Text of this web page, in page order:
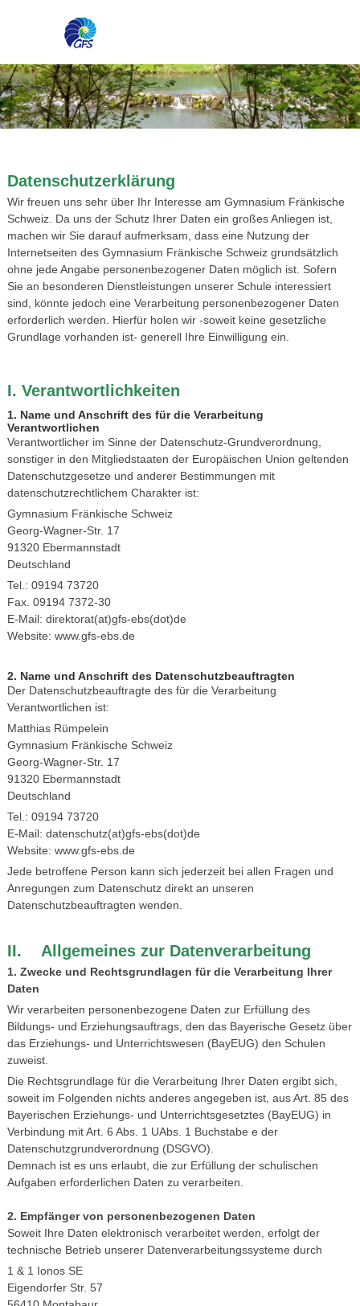
Datenschutzerklärung
Wir freuen uns sehr über Ihr Interesse am Gymnasium Fränkische
Schweiz. Da uns der Schutz Ihrer Daten ein großes Anliegen ist,
machen wir Sie darauf aufmerksam, dass eine Nutzung der
Internetseiten des Gymnasium Fränkische Schweiz grundsätzlich
ohne jede Angabe personenbezogener Daten möglich ist. Sofern
Sie an besonderen Dienstleistungen unserer Schule interessiert
sind, könnte jedoch eine Verarbeitung personenbezogener Daten
erforderlich werden. Hierfür holen wir -soweit keine gesetzliche
Grundlage vorhanden ist- generell Ihre Einwilligung ein.
I. Verantwortlichkeiten
1. Name und Anschrift des für die Verarbeitung
Verantwortlichen
Verantwortlicher im Sinne der Datenschutz-Grundverordnung,
sonstiger in den Mitgliedstaaten der Europäischen Union geltenden
Datenschutzgesetze und anderer Bestimmungen mit
datenschutzrechtlichem Charakter ist:
Gymnasium Fränkische Schweiz
Georg-Wagner-Str. 17
91320 Ebermannstadt
Deutschland
Tel.: 09194 73720
Fax. 09194 7372-30
E-Mail: direktorat(at)gfs-ebs(dot)de
Website: www.gfs-ebs.de
2. Name und Anschrift des Datenschutzbeauftragten
Der Datenschutzbeauftragte des für die Verarbeitung
Verantwortlichen ist:
Matthias Rümpelein
Gymnasium Fränkische Schweiz
Georg-Wagner-Str. 17
91320 Ebermannstadt
Deutschland
Tel.: 09194 73720
E-Mail: datenschutz(at)gfs-ebs(dot)de
Website: www.gfs-ebs.de
Jede betroffene Person kann sich jederzeit bei allen Fragen und
Anregungen zum Datenschutz direkt an unseren
Datenschutzbeauftragten wenden.
II. Allgemeines zur Datenverarbeitung
1. Zwecke und Rechtsgrundlagen für die Verarbeitung Ihrer
Daten
Wir verarbeiten personenbezogene Daten zur Erfüllung des
Bildungs- und Erziehungsauftrags, den das Bayerische Gesetz über
das Erziehungs- und Unterrichtswesen (BayEUG) den Schulen
zuweist.
Die Rechtsgrundlage für die Verarbeitung Ihrer Daten ergibt sich,
soweit im Folgenden nichts anderes angegeben ist, aus Art. 85 des
Bayerischen Erziehungs- und Unterrichtsgesetztes (BayEUG) in
Verbindung mit Art. 6 Abs. 1 UAbs. 1 Buchstabe e der
Datenschutzgrundverordnung (DSGVO).
Demnach ist es uns erlaubt, die zur Erfüllung der schulischen
Aufgaben erforderlichen Daten zu verarbeiten.
2. Empfänger von personenbezogenen Daten
Soweit Ihre Daten elektronisch verarbeitet werden, erfolgt der
technische Betrieb unserer Datenverarbeitungssysteme durch
1 & 1 Ionos SE
Eigendorfer Str. 57